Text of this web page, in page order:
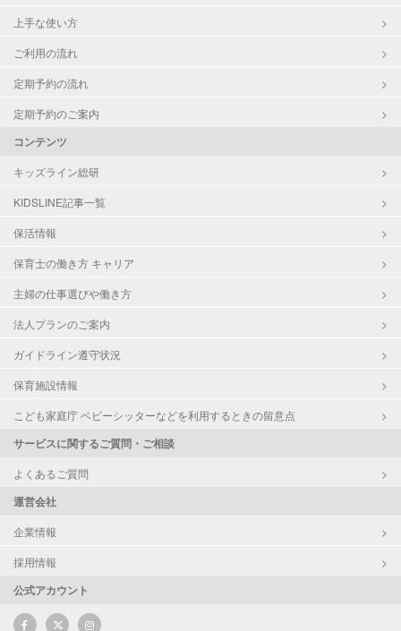
上手な使い方
ご利用の流れ
定期予約の流れ
定期予約のご案内
コンテンツ
キッズライン総研
KIDSLINE記事一覧
保活情報
保育士の働き方 キャリア
主婦の仕事選びや働き方
法人プランのご案内
ガイドライン遵守状況
保育施設情報
こども家庭庁 ベビーシッターなどを利用するときの留意点
サービスに関するご質問・ご相談
よくあるご質問
運営会社
企業情報
採用情報
公式アカウント